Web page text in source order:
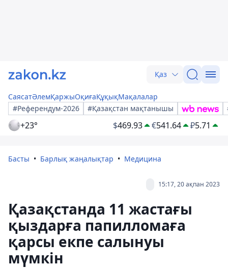
Қаз
СаясатӘлемҚаржыОқиғаҚұқықМақалалар
#Референдум-2026
#Қазақстан мақтанышы
+23° $469.93 €541.64 ₽5.71
Басты Барлық жаңалықтар Медицина
15:17, 20 ақпан 2023
Қазақстанда 11 жастағы
қыздарға папилломаға
қарсы екпе салынуы
мүмкін